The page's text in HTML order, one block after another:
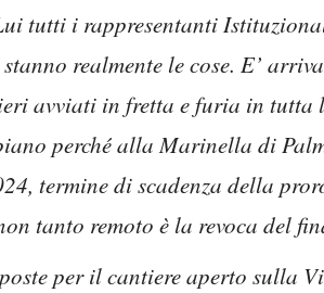
tutti i rappresentanti
realmente le cose. E’
avviati in fretta e furia in tutta
perché alla Marinella di
termine di scadenza della
tanto remoto è la revoca del
poste per il cantiere aperto